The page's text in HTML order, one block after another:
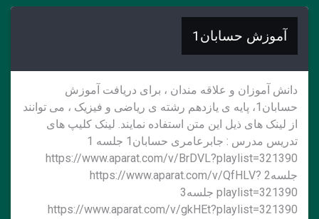
آموزش حسابان1
دانش آموزان و علاقه مندان ، برای دریافت آموزش
حسابان1، پایه ی یازدهم رشته ی ریاضی و فیزیک ، می توانند
از لینک های ذیل این متن استفاده نمایند. لینک کلیپ های
تدریس مدرس : جابرعامری حسابان1 جلسه 1
https://www.aparat.com/v/BrDVL?playlist=321390
جلسه2 https://www.aparat.com/v/QfHLV?
playlist=321390 جلسه3
https://www.aparat.com/v/gkHEt?playlist=321390